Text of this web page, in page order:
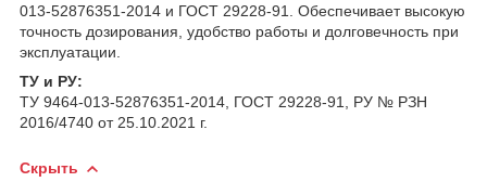
013-52876351-2014 и ГОСТ 29228-91. Обеспечивает высокую
точность дозирования, удобство работы и долговечность при
эксплуатации.
ТУ и РУ:
ТУ 9464-013-52876351-2014, ГОСТ 29228-91, РУ № РЗН
2016/4740 от 25.10.2021 г.
Скрыть